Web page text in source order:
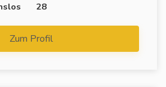
28
Zum Profil